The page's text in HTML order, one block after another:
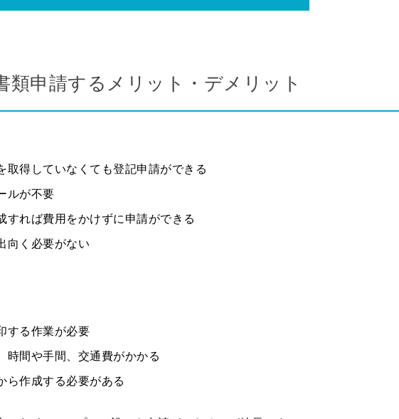
類申請するメリット・デメリット
取得していなくても登記申請ができる
ルが不要
すれば費用をかけずに申請ができる
向く必要がない
する作業が必要
時間や手間、交通費がかかる
ら作成する必要がある